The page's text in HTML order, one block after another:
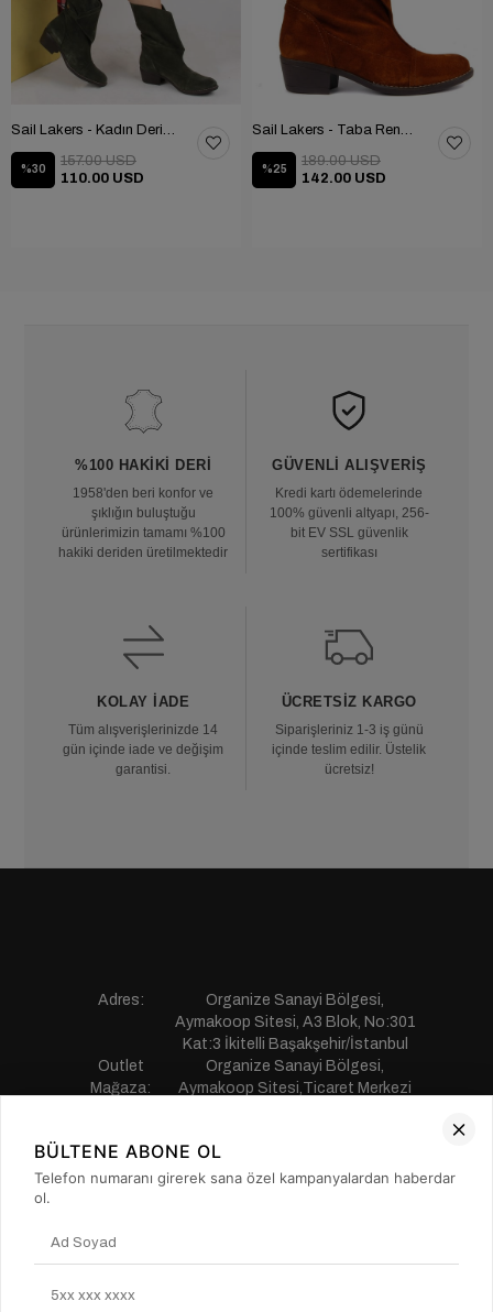
%30
110.00 USD
157.00 USD
%25
142.00 USD
189.00 USD
%100 HAKIKI DERI
1958'den beri konfor ve
şıklığın buluştuğu
ürünlerimizin tamamı %100
hakiki deriden üretilmektedir
GÜVENLI ALIŞVERIŞ
Kredi kartı ödemelerinde
100% güvenli altyapı, 256-
bit EV SSL güvenlik
sertifikası
KOLAY İADE
Tüm alışverişlerinizde 14
gün içinde iade ve değişim
garantisi.
ÜCRETSIZ KARGO
Siparişleriniz 1-3 iş günü
içinde teslim edilir. Üstelik
ücretsiz!
Adres:
Organize Sanayi Bölgesi,
Aymakoop Sitesi, A3 Blok, No:301
Kat:3 İkitelli Başakşehir/İstanbul
Outlet
Mağaza:
Organize Sanayi Bölgesi,
Aymakoop Sitesi,Ticaret Merkezi
Telefon:
0850 441 55 77
E-mail:
musterihizmetleri@saillakers.com.tr
MÜŞTERİ HİZMETLERİ
BÜLTENE ABONE OL
Telefon numaranı girerek sana özel kampanyalardan haberdar
ol.